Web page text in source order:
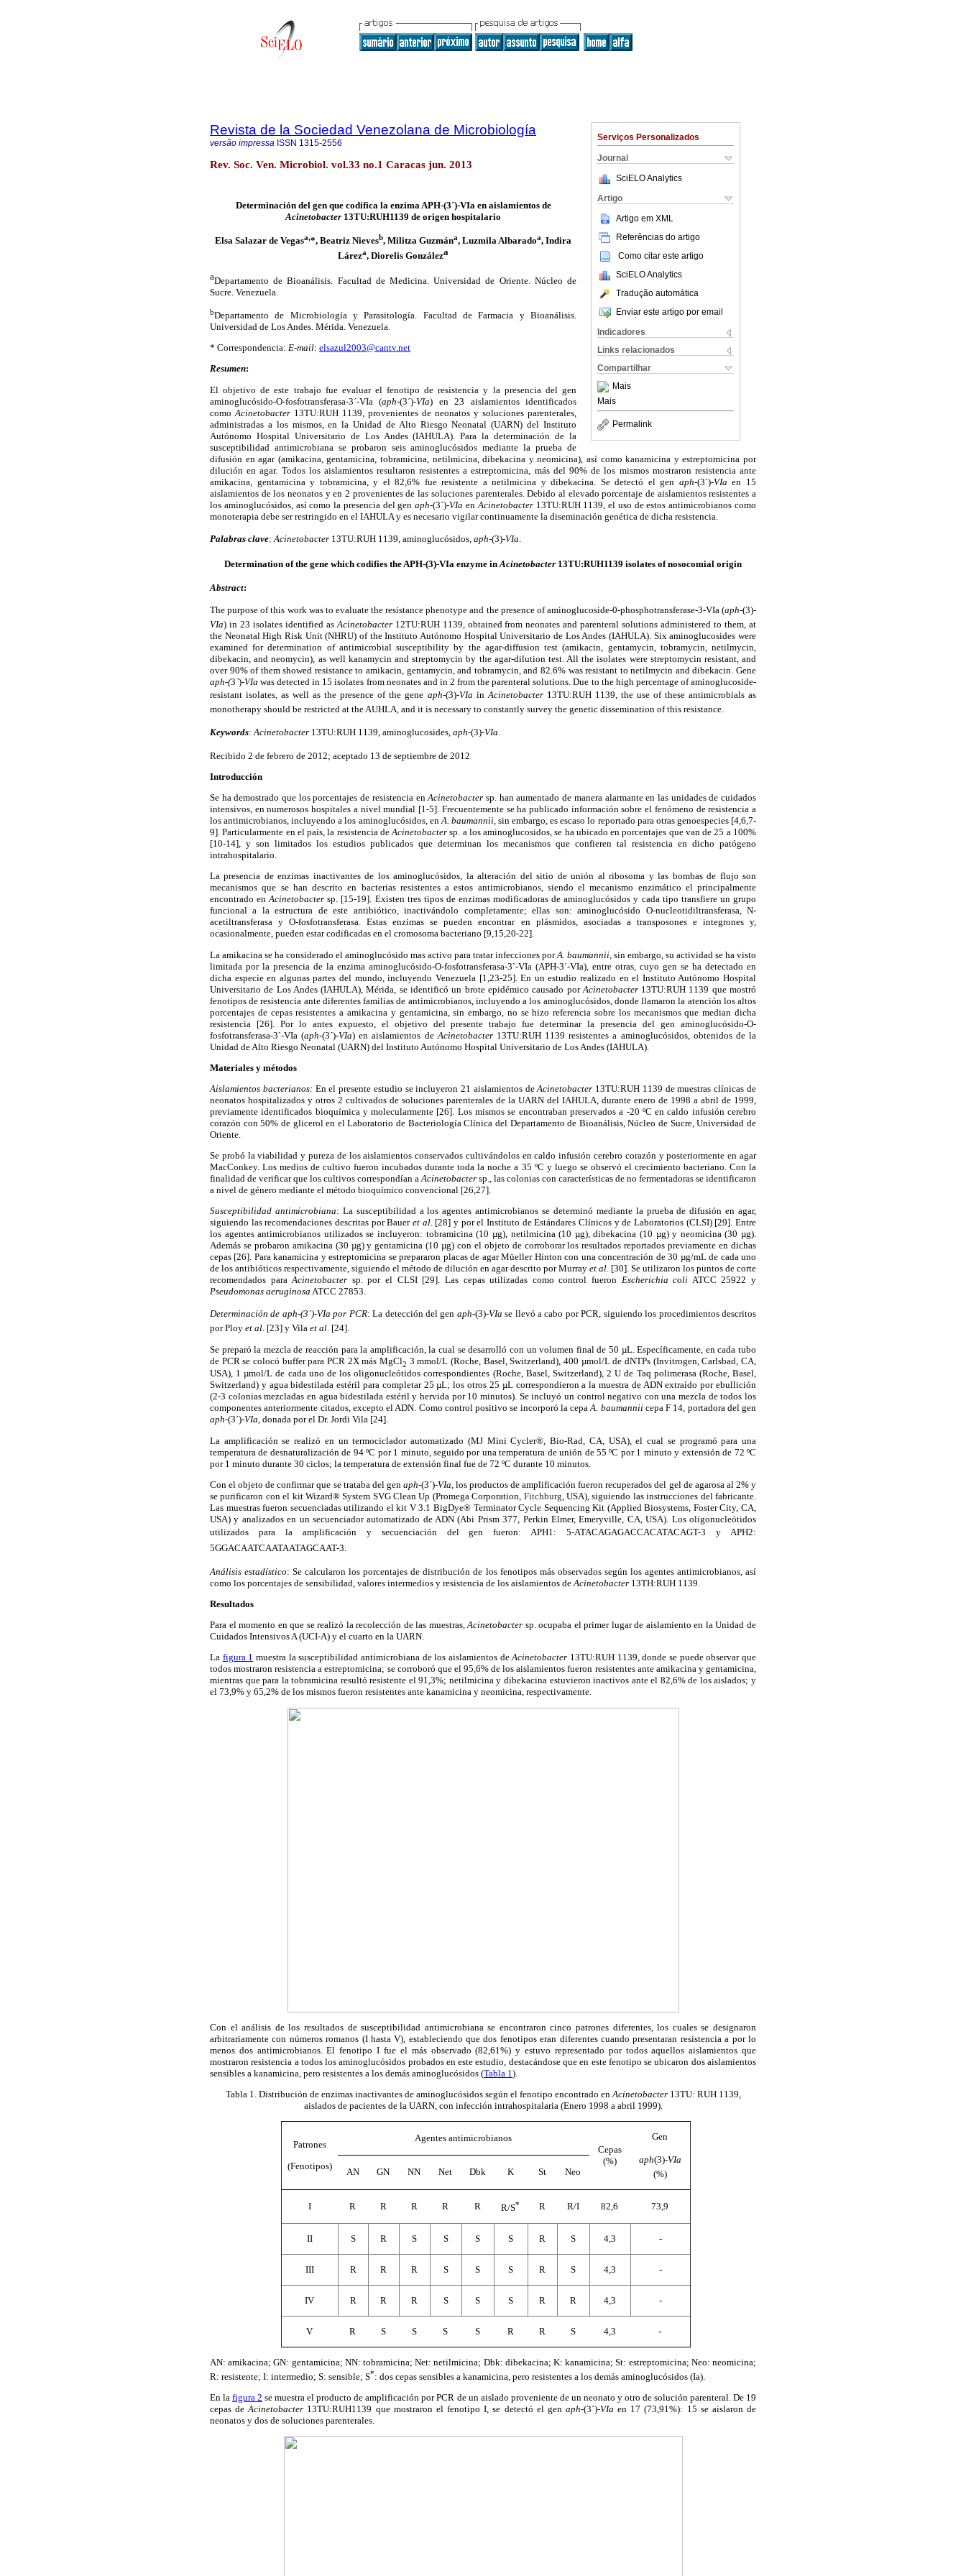
Serviços Personalizados
Journal
SciELO Analytics
Artigo
Artigo em XML
Referências do artigo
Como citar este artigo
SciELO Analytics
Tradução automática
Enviar este artigo por email
Indicadores
Links relacionados
Compartilhar
Mais
Mais
Permalink
Revista de la Sociedad Venezolana de Microbiología
versão impressa ISSN 1315-2556
Rev. Soc. Ven. Microbiol. vol.33 no.1 Caracas jun. 2013
Determinación del gen que codifica la enzima APH-(3´)-VIa en aislamientos de
Acinetobacter 13TU:RUH1139 de origen hospitalario
Elsa Salazar de Vegasa, *, Beatriz Nievesb, Militza Guzmána, Luzmila Albaradoa, Indira
Láreza, Diorelis Gonzáleza
aDepartamento de Bioanálisis. Facultad de Medicina. Universidad de Oriente. Núcleo de
Sucre. Venezuela.
bDepartamento de Microbiología y Parasitología. Facultad de Farmacia y Bioanálisis.
Universidad de Los Andes. Mérida. Venezuela.
* Correspondencia: E-mail: elsazul2003@cantv.net
Resumen:
El objetivo de este trabajo fue evaluar el fenotipo de resistencia y la presencia del gen
aminoglucósido-O-fosfotransferasa-3´-VIa (aph-(3´)-VIa) en 23 aislamientos identificados
como Acinetobacter 13TU:RUH 1139, provenientes de neonatos y soluciones parenterales,
administradas a los mismos, en la Unidad de Alto Riesgo Neonatal (UARN) del Instituto
Autónomo Hospital Universitario de Los Andes (IAHULA). Para la determinación de la
susceptibilidad antimicrobiana se probaron seis aminoglucósidos mediante la prueba de
difusión en agar (amikacina, gentamicina, tobramicina, netilmicina, dibekacina y neomicina), así como kanamicina y estreptomicina por
dilución en agar. Todos los aislamientos resultaron resistentes a estreptomicina, más del 90% de los mismos mostraron resistencia ante
amikacina, gentamicina y tobramicina, y el 82,6% fue resistente a netilmicina y dibekacina. Se detectó el gen aph-(3´)-VIa en 15
aislamientos de los neonatos y en 2 provenientes de las soluciones parenterales. Debido al elevado porcentaje de aislamientos resistentes a
los aminoglucósidos, así como la presencia del genaph-(3´)-VIa en Acinetobacter13TU:RUH 1139, el uso de estos antimicrobianos como
monoterapia debe ser restringido en el IAHULA y es necesario vigilar continuamente la diseminación genética de dicha resistencia.
Palabras clave: Acinetobacter 13TU:RUH 1139, aminoglucósidos, aph-(3)-VIa
Determination of the gene which codifies the APH-(3)-VIa enzyme inAcinetobacter 13TU:RUH1139 isolates of nosocomial origin
Abstract:
The purpose of this work was to evaluate the resistance phenotype and the presence of aminoglucoside-0-phosphotransferase-3-VIa (aph-(3)-
VIa) in 23 isolates identified asAcinetobacter 12TU:RUH 1139, obtained from neonates and parenteral solutions administered to them, at
the Neonatal High Risk Unit (NHRU) of the Instituto Autónomo Hospital Universitario de Los Andes (IAHULA). Six aminoglucosides were
examined for determination of antimicrobial susceptibility by the agar-diffusion test (amikacin, gentamycin, tobramycin, netilmycin,
dibekacin, and neomycin), as well kanamycin and streptomycin by the agar-dilution test. All the isolates were streptomycin resistant, and
over 90% of them showed resistance to amikacin, gentamycin, and tobramycin, and 82.6% was resistant to netilmycin and dibekacin. Gene
aph-(3 `)-VIawas detected in 15 isolates from neonates and in 2 from the parenteral solutions. Due to the high percentage of aminoglucoside-
resistant isolates, as well as the presence of the gene aph-(3)-VIa inAcinetobacter 13TU:RUH 1139, the use of these antimicrobials as
monotherapy should be restricted at the AUHLA, and it is necessary to constantly survey the genetic dissemination of this resistance.
Keywords: Acinetobacter 13TU:RUH 1139, aminoglucosides, aph-(3)-VIa
Recibido 2 de febrero de 2012; aceptado 13 de septiembre de 2012
Introducción
Se ha demostrado que los porcentajes de resistencia enAcinetobactersp. han aumentado de manera alarmante en las unidades de cuidados
intensivos, en numerosos hospitales a nivel mundial [1-5]. Frecuentemente se ha publicado información sobre el fenómeno de resistencia a
los antimicrobianos, incluyendo a los aminoglucósidos, enA. baumannii, sin embargo, es escaso lo reportado para otras genoespecies [4,6,7-
9]. Particularmente en el país, la resistencia deAcinetobactersp. a los aminoglucosidos, se ha ubicado en porcentajes que van de 25 a 100%
[10-14], y son limitados los estudios publicados que determinan los mecanismos que confieren tal resistencia en dicho patógeno
intrahospitalario.
La presencia de enzimas inactivantes de los aminoglucósidos, la alteración del sitio de unión al ribosoma y las bombas de flujo son
mecanismos que se han descrito en bacterias resistentes a estos antimicrobianos, siendo el mecanismo enzimático el principalmente
encontrado enAcinetobacter sp. [15-19]. Existen tres tipos de enzimas modificadoras de aminoglucósidos y cada tipo transfiere un grupo
funcional a la estructura de este antibiótico, inactivándolo completamente; ellas son: aminoglucósido O-nucleotidiltransferasa, N-
acetiltransferasa y O-fosfotransferasa. Estas enzimas se pueden encontrar en plásmidos, asociadas a transposones e integrones y,
ocasionalmente, pueden estar codificadas en el cromosoma bacteriano [9,15,20-22].
La amikacina se ha considerado el aminoglucósido mas activo para tratar infecciones porA. baumannii, sin embargo, su actividad se ha visto
limitada por la presencia de la enzima aminoglucósido-O-fosfotransferasa-3`-VIa (APH-3´-VIa), entre otras, cuyo gen se ha detectado en
dicha especie en algunas partes del mundo, incluyendo Venezuela [1,23-25].En un estudio realizado en el Instituto Autónomo Hospital
Universitario de Los Andes (IAHULA), Mérida, se identificó un brote epidémico causado por Acinetobacter13TU:RUH 1139 que mostró
fenotipos de resistencia ante diferentes familias de antimicrobianos, incluyendo a los aminoglucósidos, donde llamaron la atención los altos
porcentajes de cepas resistentes a amikacina y gentamicina, sin embargo, no se hizo referencia sobre los mecanismos que median dicha
resistencia [26]. Por lo antes expuesto, el objetivo del presente trabajo fue determinar la presencia del gen aminoglucósido-O-
fosfotransferasa-3`-VIa (aph-(3´)-VIa) en aislamientos de Acinetobacter13TU:RUH 1139 resistentes a aminoglucósidos, obtenidos de la
Unidad de Alto Riesgo Neonatal (UARN) del Instituto Autónomo Hospital Universitario de Los Andes (IAHULA).
Materiales y métodos
Aislamientos bacterianos:En el presente estudio se incluyeron 21 aislamientos deAcinetobacter 13TU:RUH 1139 de muestras clínicas de
neonatos hospitalizados y otros 2 cultivados de soluciones parenterales de la UARN del IAHULA, durante enero de 1998 a abril de 1999,
previamente identificados bioquímica y molecularmente [26]. Los mismos se encontraban preservados a -20 ºC en caldo infusión cerebro
corazón con 50% de glicerol en el Laboratorio de Bacteriología Clínica del Departamento de Bioanálisis, Núcleo de Sucre, Universidad de
Oriente.
Se probó la viabilidad y pureza de los aislamientos conservados cultivándolos en caldo infusión cerebro corazón y posteriormente en agar
MacConkey. Los medios de cultivo fueron incubados durante toda la noche a 35 ºC y luego se observó el crecimiento bacteriano. Con la
finalidad de verificar que los cultivos correspondían aAcinetobacter sp., las colonias con características de no fermentadoras se identificaron
a nivel de género mediante el método bioquímico convencional [26,27].
Susceptibilidad antimicrobiana: La susceptibilidad a los agentes antimicrobianos se determinó mediante la prueba de difusión en agar,
siguiendo las recomendaciones descritas por Bauer et al. [28] y por el Instituto de Estándares Clínicos y de Laboratorios (CLSI) [29]. Entre
los agentes antimicrobianos utilizados se incluyeron: tobramicina (10 µg), netilmicina (10 µg), dibekacina (10 µg) y neomicina (30 µg).
Además se probaron amikacina (30 µg) y gentamicina (10 µg) con el objeto de corroborar los resultados reportados previamente en dichas
cepas [26]. Para kanamicina y estreptomicina se prepararon placas de agar Müeller Hinton con una concentración de 30 µg/mL de cada uno
de los antibióticos respectivamente, siguiendo el método de dilución en agar descrito por Murray et al. [30]. Se utilizaron los puntos de corte
recomendados paraAcinetobacter sp. por el CLSI [29]. Las cepas utilizadas como control fueron Escherichia coli ATCC 25922 y
Pseudomonas aeruginosa ATCC 27853.
Determinación de aph-(3´)-VIa por PCR: La detección del gen aph-(3)-VIase llevó a cabo por PCR, siguiendo los procedimientos descritos
por Ploy et al. [23] y Vila et al. [24].
Se preparó la mezcla de reacción para la amplificación, la cual se desarrolló con un volumen final de 50 µL. Específicamente, en cada tubo
de PCR se colocó buffer para PCR 2X más MgCl2 3 mmol/L (Roche, Basel, Switzerland), 400 µmol/L de dNTPs (Invitrogen, Carlsbad, CA,
USA), 1 µmol/L de cada uno de los oligonucleótidos correspondientes (Roche, Basel, Switzerland), 2 U de Taq polimerasa (Roche, Basel,
Switzerland) y agua bidestilada estéril para completar 25 µL; los otros 25 µL correspondieron a la muestra de ADN extraído por ebullición
(2-3 colonias mezcladas en agua bidestilada estéril y hervida por 10 minutos). Se incluyó un control negativo con una mezcla de todos los
componentes anteriormente citados, excepto el ADN. Como control positivo se incorporó la cepaA. baumannii cepa F 14, portadora del gen
aph-(3´)-VIa, donada por el Dr. Jordi Vila [24].
La amplificación se realizó en un termociclador automatizado (MJ Mini Cycler®, Bio-Rad, CA, USA), el cual se programó para una
temperatura de desnaturalización de 94 ºC por 1 minuto, seguido por una temperatura de unión de 55 ºC por 1 minuto y extensión de 72 ºC
por 1 minuto durante 30 ciclos; la temperatura de extensión final fue de 72 ºC durante 10 minutos.
Con el objeto de confirmar que se trataba del gen aph-(3´)-VIa , los productos de amplificación fueron recuperados del gel de agarosa al 2% y
se purificaron con el kit Wizard® System SVG Clean Up (Promega Corporation, Fitchburg , USA), siguiendo las instrucciones del fabricante.
Las muestras fueron secuenciadas utilizando el kit V 3.1 BigDye® Terminator Cycle Sequencing Kit (Applied Biosystems, Foster City, CA,
USA) y analizados en un secuenciador automatizado de ADN (Abi Prism 377, Perkin Elmer, Emeryville, CA, USA). Los oligonucleótidos
utilizados para la amplificación y secuenciación del gen fueron: APH1: 5-ATACAGAGACCACATACAGT-3 y APH2:
5GGACAATCAATAATAGCAAT-3.
Análisis estadístico: Se calcularon los porcentajes de distribución de los fenotipos más observados según los agentes antimicrobianos, así
como los porcentajes de sensibilidad, valores intermedios y resistencia de los aislamientos de Acinetobacter 13TH:RUH 1139.
Resultados
Para el momento en que se realizó la recolección de las muestras,Acinetobacter sp. ocupaba el primer lugar de aislamiento en la Unidad de
Cuidados Intensivos A (UCI-A) y el cuarto en la UARN.
La figura 1 muestra la susceptibilidad antimicrobiana de los aislamientos deAcinetobacter 13TU:RUH 1139, donde se puede observar que
todos mostraron resistencia a estreptomicina; se corroboró que el 95,6% de los aislamientos fueron resistentes ante amikacina y gentamicina,
mientras que para la tobramicina resultó resistente el 91,3%; netilmicina y dibekacina estuvieron inactivos ante el 82,6% de los aislados; y
el 73,9% y 65,2% de los mismos fueron resistentes ante kanamicina y neomicina, respectivamente.
Con el análisis de los resultados de susceptibilidad antimicrobiana se encontraron cinco patrones diferentes, los cuales se designaron
arbitrariamente con números romanos (I hasta V), estableciendo que dos fenotipos eran diferentes cuando presentaran resistencia a por lo
menos dos antimicrobianos. El fenotipo I fue el más observado (82,61%) y estuvo representado por todos aquellos aislamientos que
mostraron resistencia a todos los aminoglucósidos probados en este estudio, destacándose que en este fenotipo se ubicaron dos aislamientos
sensibles a kanamicina, pero resistentes a los demás aminoglucósidos (Tabla 1 ).
Tabla 1. Distribución de enzimas inactivantes de aminoglucósidos según el fenotipo encontrado enAcinetobacter 13TU: RUH 1139,
aislados de pacientes de la UARN, con infección intrahospitalaria (Enero 1998 a abril 1999).
Patrones
(Fenotipos)
Agentes antimicrobianos
Cepas
(%)
Gen
aph(3)-VIa
(%)
AN GN NN Net Dbk K St Neo
I R R R R R R/S* R R/I 82,6 73,9
II S R S S S S R S 4,3 -
III R R R S S S R S 4,3 -
IV R R R S S S R R 4,3 -
V R S S S S R R S 4,3 -
AN: amikacina; GN: gentamicina; NN: tobramicina; Net: netilmicina; Dbk: dibekacina; K: kanamicina; St: estreptomicina; Neo: neomicina;
R: resistente; I: intermedio; S: sensible; S*: dos cepas sensibles a kanamicina, pero resistentes a los demás aminoglucósidos (Ia).
En lafigura 2 se muestra el producto de amplificación por PCR de un aislado proveniente de un neonato y otro de solución parenteral. De 19
cepas deAcinetobacter 13TU:RUH1139 que mostraron el fenotipo I, se detectó el gen aph-(3´)-VIa en 17 (73,91%): 15 se aislaron de
neonatos y dos de soluciones parenterales.